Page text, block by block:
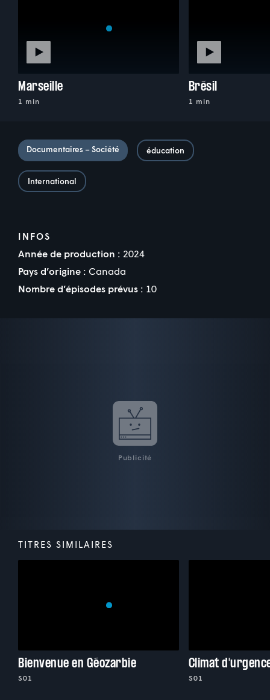
Marseille
1 min
Brésil
1 min
Documentaires – Société éducation
International
INFOS
Année de production : 2024
Pays d’origine : Canada
Nombre d’épisodes prévus : 10
Publicité
TITRES SIMILAIRES
Bienvenue en Géozarbie
S01
Climat
S01